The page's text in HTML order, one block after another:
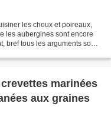
les choux et poireaux,
les aubergines sont encore
bref tous les arguments sont
marinées
aux graines